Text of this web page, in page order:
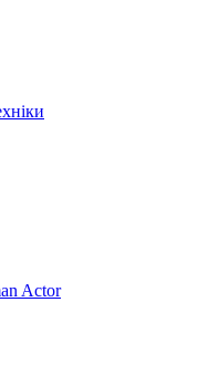
Actor